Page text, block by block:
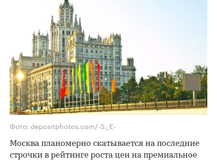
Фото: depositphotos.com/-S._E-
Москва планомерно скатывается на последние
строчки в рейтинге роста цен на премиальное